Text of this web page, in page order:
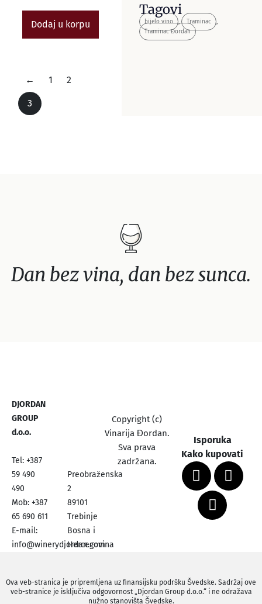
Tagovi
bijelo vino , Traminac
,
Traminac Đordan
Dodaj u korpu
← 1 2
3
Dan bez vina, dan bez sunca.
DJORDAN
GROUP
d.o.o.
Tel: +387
59 490
490
Mob: +387
65 690 611
E-mail:
info@winerydjordan.com
Preobraženska
2
89101
Trebinje
Bosna i
Hercegovina
Copyright (c)
Vinarija Đordan.
Sva prava
zadržana.
Isporuka
Kako kupovati
Ova veb-stranica je pripremljena uz finansijsku podršku Švedske. Sadržaj ove
veb-stranice je isključiva odgovornost „Djordan Group d.o.o.“ i ne odražava
nužno stanovišta Švedske.